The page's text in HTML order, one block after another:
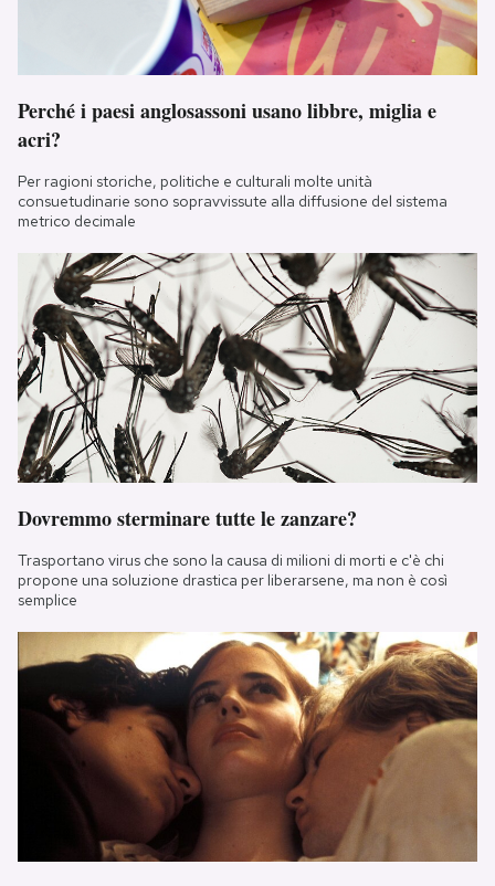
Perché i paesi anglosassoni usano libbre, miglia e
acri?
Per ragioni storiche, politiche e culturali molte unità
consuetudinarie sono sopravvissute alla diffusione del sistema
metrico decimale
Dovremmo sterminare tutte le zanzare?
Trasportano virus che sono la causa di milioni di morti e c'è chi
propone una soluzione drastica per liberarsene, ma non è così
semplice